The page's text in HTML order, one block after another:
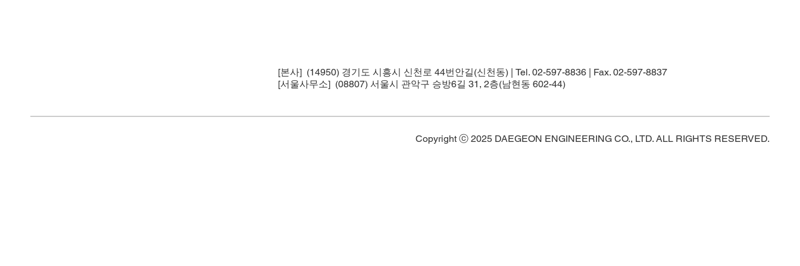
[본사] (14950) 경기도 시흥시 신천로 44번안길(신천동) | Tel. 02-597-8836 | Fax. 02-597-8837
[서울사무소] (08807) 서울시 관악구 승방6길 31, 2층(남현동 602-44)
Copyright ⓒ 2025 DAEGEON ENGINEERING CO., LTD. ALL RIGHTS RESERVED.